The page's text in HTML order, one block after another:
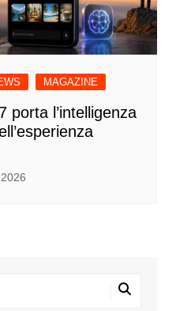
MAGAZINE
porta l’intelligenza